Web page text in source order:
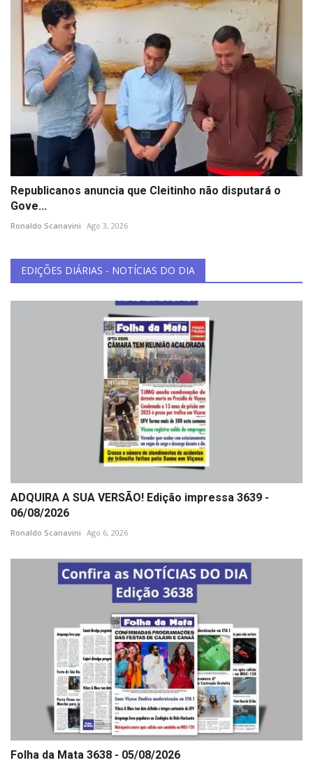
Republicanos anuncia que Cleitinho não disputará o
Gove...
Ronaldo Scanavini Ago 3, 2026
EDIÇÕES DIÁRIAS - NOTÍCIAS DO DIA
ADQUIRA A SUA VERSÃO! Edição impressa 3639 -
06/08/2026
Ronaldo Scanavini Ago 6, 2026
Folha da Mata 3638 - 05/08/2026